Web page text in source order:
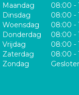
Maandag
08:00 -
Dinsdag
08:00 -
Woensdag
08:00 -
Donderdag
08:00 -
Vrijdag
08:00 -
Zaterdag
08:00 -
Zondag